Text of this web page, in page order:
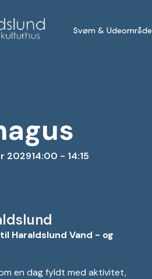
Svøm & Udeområde
202914:00 - 14:15
Haraldslund Vand - og
en dag fyldt med aktivitet,